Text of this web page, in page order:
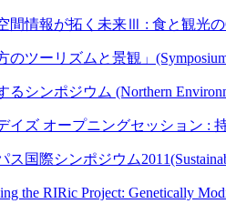
情報が拓く未来Ⅲ : 食と観光の
ツーリズムと景観」(Symposium
シンポジウム (Northern
ズ オープニングセッション : 持
国際シンポジウム
the RIRic Project: Genetically